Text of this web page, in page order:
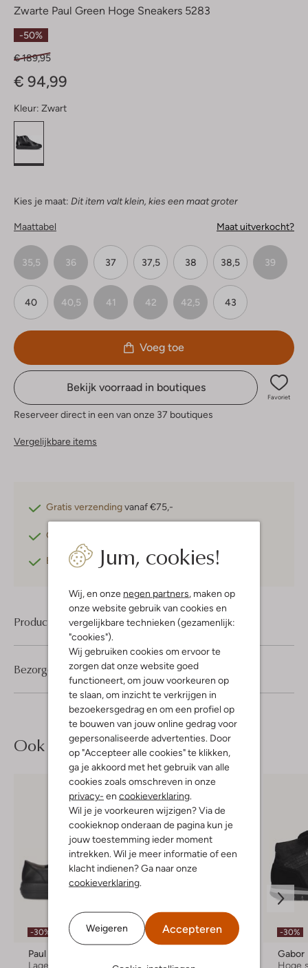
Jum, cookies!
Wij, en onze negen partners , maken op
onze website gebruik van cookies en
vergelijkbare technieken (gezamenlijk:
"cookies").
Wij gebruiken cookies om ervoor te
zorgen dat onze website goed
functioneert, om jouw voorkeuren op
te slaan, om inzicht te verkrijgen in
bezoekersgedrag en om een profiel op
te bouwen van jouw online gedrag voor
gepersonaliseerde advertenties. Door
op "Accepteer alle cookies" te klikken,
ga je akkoord met het gebruik van alle
cookies zoals omschreven in onze
privacy- en cookieverklaring
Wil je je voorkeuren wijzigen? Via de
cookieknop onderaan de pagina kun je
jouw toestemming ieder moment
intrekken. Wil je meer informatie of een
klacht indienen? Ga naar onze
cookieverklaring
Weigeren Accepteren
Zwarte Paul Green Hoge Sneakers 5283
-50%
€ 189,95
€ 94,99
Kleur: Zwart
Kies je maat: Dit item valt klein, kies een maat groter
Maattabel Maat uitverkocht?
35,5 36 37 37,5 38 38,5 39
40 40,5 41 42 42,5 43
Voeg toe
Bekijk voorraad in boutiques
Favoriet
Reserveer direct in een van onze 37 boutiques
Vergelijkbare items
Gratis verzendingvanaf €75,-
Gratis retourneren
Betaal achterafmet Klarna
Product informatie
Bezorgen & retourneren
Ook iets voor jou?
-30%
Paul Green
Lage sneakers
-50%
Hoge sneakers
-30%
Gabor
Hoge